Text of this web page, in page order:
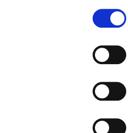
Microsoft
eisen kunt u
in